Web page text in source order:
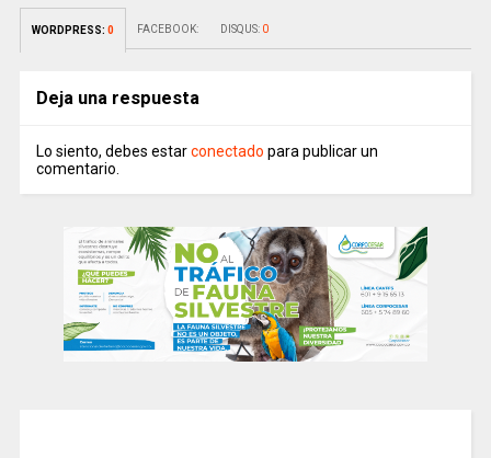
WORDPRESS: 0 FACEBOOK: DISQUS: 0
Deja una respuesta
Lo siento, debes estarconectado para publicar un
comentario.